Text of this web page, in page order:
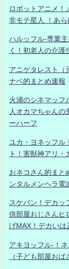
ロボットアニメ！
非モテ星人 ！あ
ハルッフル-専業
く！初老人の介護
アニゲタレスト
ナベ的まとめ速報
火浦のシネマッフ
人オカマちゃんの
ーハーフ
ユカ・ヨネッフル
ト！害獣神アリ
おネコさん的ま
ンタルメンヘラ電
スケバン！デカッ
供部屋おじさんヒ
げMAX！デカいは
アキヨッフル-！
（子ども部屋おば